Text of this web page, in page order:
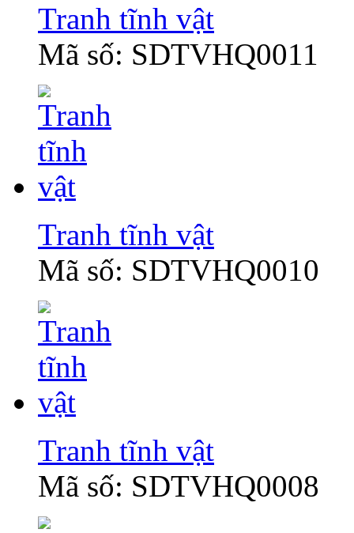
Tranh tĩnh vật
Mã số: SDTVHQ0011
Tranh tĩnh vật
Mã số: SDTVHQ0010
Tranh tĩnh vật
Mã số: SDTVHQ0008